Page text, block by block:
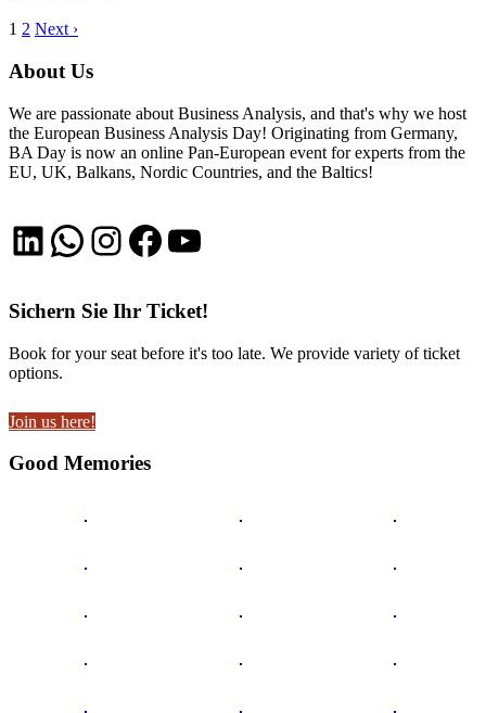
1 2 Next ›
About Us
We are passionate about Business Analysis, and that's why we host
the European Business Analysis Day! Originating from Germany,
BA Day is now an online Pan-European event for experts from the
EU, UK, Balkans, Nordic Countries, and the Baltics!
LinkedIn
WhatsApp
Instagram
Facebook
YouTube
Sichern Sie Ihr Ticket!
Book for your seat before it's too late. We provide variety of ticket
options.
Join us here!
Good Memories